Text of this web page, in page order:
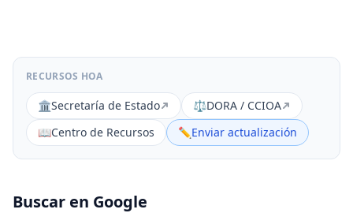
RECURSOS HOA
🏛️Secretaría de Estado ⚖️DORA / CCIOA
📖Centro de Recursos ✏️Enviar actualización
Buscar en Google